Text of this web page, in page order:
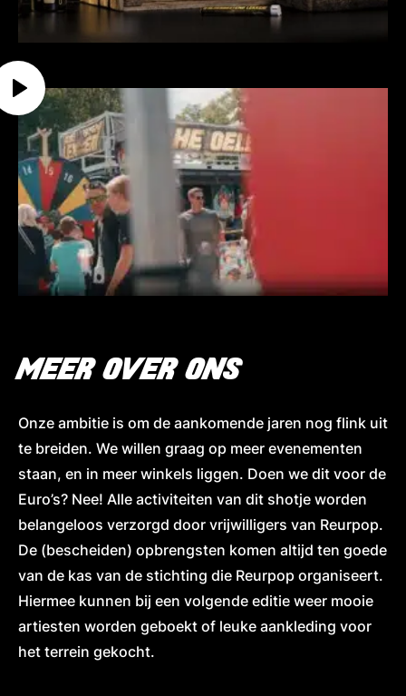
MEER OVER ONS
Onze ambitie is om de aankomende jaren nog flink uit
te breiden. We willen graag op meer evenementen
staan, en in meer winkels liggen. Doen we dit voor de
Euro’s? Nee! Alle activiteiten van dit shotje worden
belangeloos verzorgd door vrijwilligers van Reurpop.
De (bescheiden) opbrengsten komen altijd ten goede
van de kas van de stichting die Reurpop organiseert.
Hiermee kunnen bij een volgende editie weer mooie
artiesten worden geboekt of leuke aankleding voor
het terrein gekocht.